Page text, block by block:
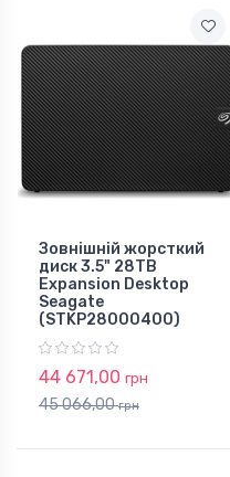
Зовнішній жорсткий
диск 3.5" 28TB
Expansion Desktop
Seagate
(STKP28000400)
44 671,00 грн
45 066,00грн